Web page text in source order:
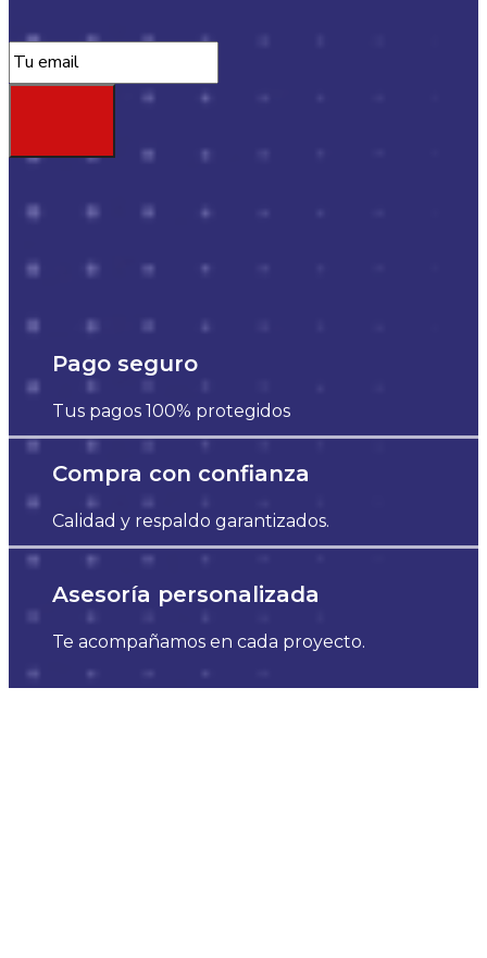
Pago seguro
Tus pagos 100% protegidos
Compra con confianza
Calidad y respaldo garantizados.
Asesoría personalizada
Te acompañamos en cada proyecto.